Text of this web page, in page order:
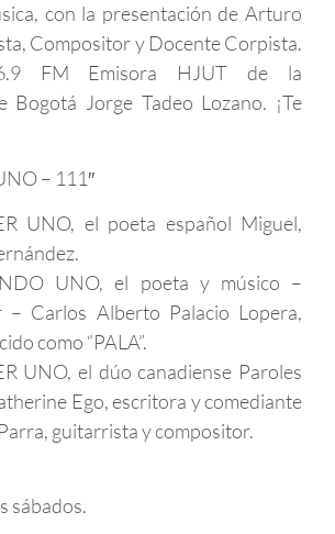
con la presentación de Arturo
Compositor y Docente Corpista.
FM Emisora HJUT de la
Bogotá Jorge Tadeo Lozano. ¡Te
– 111″
UNO, el poeta español Miguel,
UNO, el poeta y músico –
– Carlos Alberto Palacio Lopera,
como “PALA”.
UNO, el dúo canadiense Paroles
Ego, escritora y comediante
guitarrista y compositor.
sábados.